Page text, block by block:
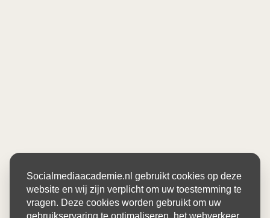
Socialmediaacademie.nl gebruikt cookies op deze
website en wij zijn verplicht om uw toestemming te
vragen. Deze cookies worden gebruikt om uw